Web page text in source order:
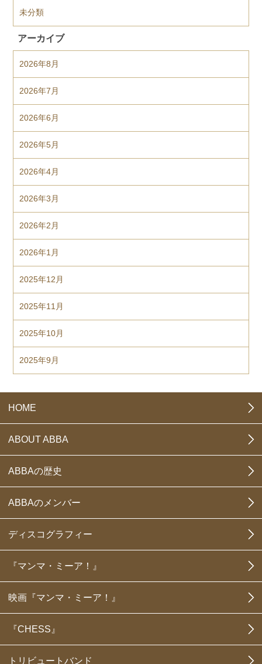
未分類
アーカイブ
2026年8月
2026年7月
2026年6月
2026年5月
2026年4月
2026年3月
2026年2月
2026年1月
2025年12月
2025年11月
2025年10月
2025年9月
HOME
ABOUT ABBA
ABBAの歴史
ABBAのメンバー
ディスコグラフィー
『マンマ・ミーア！』
映画『マンマ・ミーア！』
『CHESS』
トリビュートバンド